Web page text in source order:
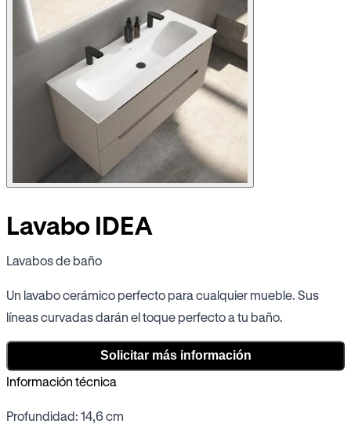
Lavabo IDEA
Lavabos de baño
Un lavabo cerámico perfecto para cualquier mueble. Sus
líneas curvadas darán el toque perfecto a tu baño.
Solicitar más información
Información técnica
Profundidad: 14,6 cm